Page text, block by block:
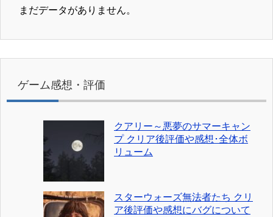
まだデータがありません。
ゲーム感想・評価
クアリー～悪夢のサマーキャン
プ クリア後評価や感想･全体ボ
リューム
スターウォーズ無法者たち クリ
ア後評価や感想にバグについて